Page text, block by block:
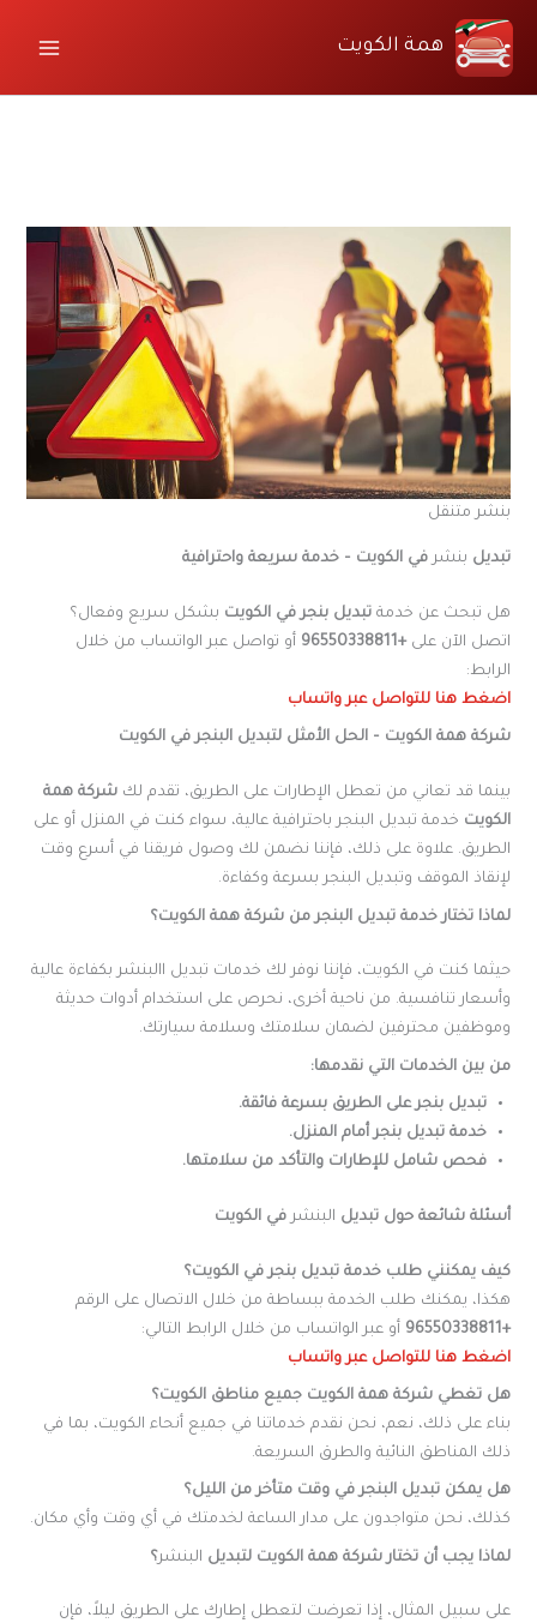
المحتوى
همة الكويت
بنشر متنقل
تبديل بنشر في الكويت – خدمة سريعة واحترافية
هل تبحث عن خدمةتبديل بنجر في الكويت بشكل سريع وفعال؟
اتصل الآن على+96550338811
أو تواصل عبر الواتساب من خلال
الرابط:
اضغط هنا للتواصل عبر واتساب
شركة همة الكويت – الحل الأمثل لتبديل البنجر في الكويت
بينما قد تعاني من تعطل الإطارات على الطريق، تقدم لكشركة همة
الكويت خدمة تبديل البنجر باحترافية عالية، سواء كنت في المنزل أو على
الطريق. علاوة على ذلك، فإننا نضمن لك وصول فريقنا في أسرع وقت
لإنقاذ الموقف وتبديل البنجر بسرعة وكفاءة.
لماذا تختار خدمة تبديل البنجر من شركة همة الكويت؟
حيثما كنت في الكويت، فإننا نوفر لك خدمات تبديل االبنشر بكفاءة عالية
وأسعار تنافسية. من ناحية أخرى، نحرص على استخدام أدوات حديثة
وموظفين محترفين لضمان سلامتك وسلامة سيارتك.
من بين الخدمات التي نقدمها:
تبديل بنجر على الطريق بسرعة فائقة.
خدمة تبديل بنجر أمام المنزل.
فحص شامل للإطارات والتأكد من سلامتها.
أسئلة شائعة حول تبديل البنشر في الكويت
كيف يمكنني طلب خدمة تبديل بنجر في الكويت؟
هكذا، يمكنك طلب الخدمة ببساطة من خلال الاتصال على الرقم
+96550338811
أو عبر الواتساب من خلال الرابط التالي:
اضغط هنا للتواصل عبر واتساب
هل تغطي شركة همة الكويت جميع مناطق الكويت؟
بناء على ذلك، نعم، نحن نقدم خدماتنا في جميع أنحاء الكويت، بما في
ذلك المناطق النائية والطرق السريعة.
هل يمكن تبديل البنجر في وقت متأخر من الليل؟
كذلك، نحن متواجدون على مدار الساعة لخدمتك في أي وقت وأي مكان.
لماذا يجب أن تختار شركة همة الكويت لتبديل البنشر؟
على سبيل المثال، إذا تعرضت لتعطل إطارك على الطريق ليلاً، فإن